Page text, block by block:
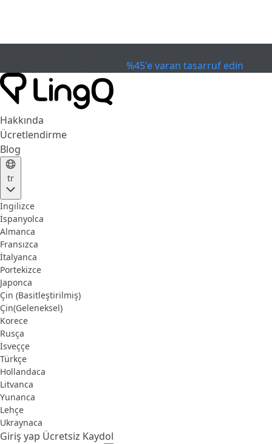
%45'e varan tasarruf edin
Hakkında
Ücretlendirme
Blog
tr
İngilizce
İspanyolca
Almanca
Fransızca
İtalyanca
Portekizce
Japonca
Çin (Basitleştirilmiş)
Çin(Geleneksel)
Korece
Rusça
İsveççe
Türkçe
Hollandaca
Litvanca
Yunanca
Lehçe
Ukraynaca
Giriş yap Ücretsiz Kaydol